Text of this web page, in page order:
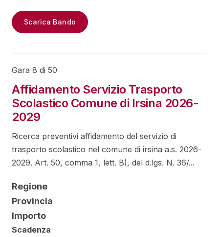
Scarica Bando
Gara 8 di 50
Affidamento Servizio Trasporto
Scolastico Comune di Irsina 2026-
2029
Ricerca preventivi affidamento del servizio di
trasporto scolastico nel comune di irsina a.s. 2026-
2029. Art. 50, comma 1, lett. B), del d.lgs. N. 36/...
Regione
Provincia
Importo
Scadenza